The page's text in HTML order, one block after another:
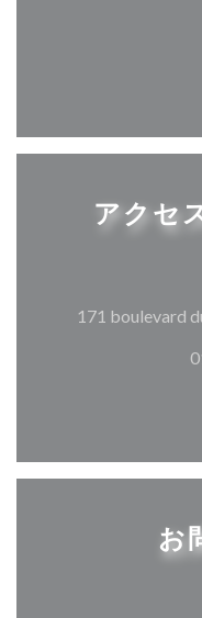
アクセ
171 boulevard
お